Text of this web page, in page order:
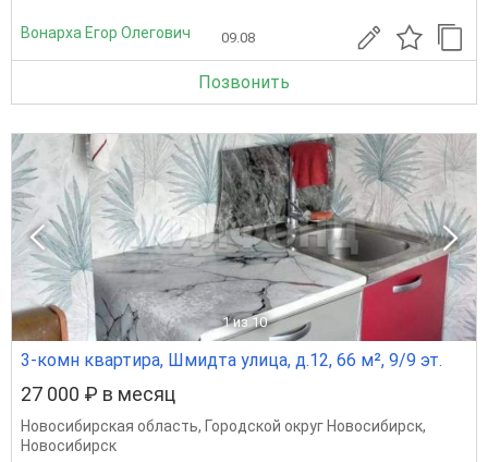
Вонарха Егор Олегович 09.08
Позвонить
1 из 10
3-комн квартира, Шмидта улица, д.12, 66 м², 9/9 эт.
27 000 ₽ в месяц
Новосибирская область, Городской округ Новосибирск,
Новосибирск